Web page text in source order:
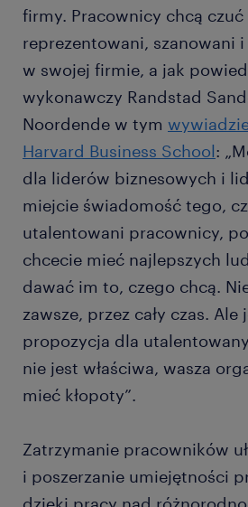
firmy. Pracownicy chcą czuć
reprezentowani, szanowani
w swojej firmie, a jak
wykonawczy Randstad
Noordende w tym
Harvard Business School:
dla liderów biznesowych i
miejcie świadomość tego,
utalentowani pracownicy,
chcecie mieć najlepszych
dawać im to, czego chcą.
zawsze, przez cały czas. Ale
propozycja dla
nie jest właściwa, wasza
mieć kłopoty”.
Zatrzymanie pracowników
i poszerzanie umiejętności